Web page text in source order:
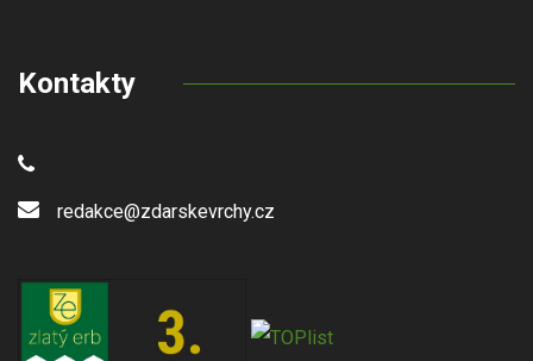
Kontakty
redakce@zdarskevrchy.cz